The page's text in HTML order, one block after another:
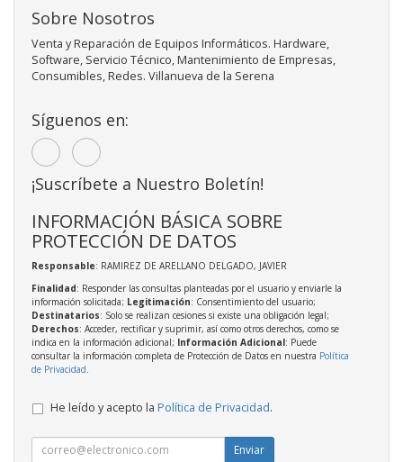
Sobre Nosotros
Venta y Reparación de Equipos Informáticos. Hardware,
Software, Servicio Técnico, Mantenimiento de Empresas,
Consumibles, Redes. Villanueva de la Serena
Síguenos en:
¡Suscríbete a Nuestro Boletín!
INFORMACIÓN BÁSICA SOBRE
PROTECCIÓN DE DATOS
Responsable: RAMIREZ DE ARELLANO DELGADO, JAVIER
Finalidad: Responder las consultas planteadas por el usuario y enviarle la
información solicitada; Legitimación: Consentimiento del usuario;
Destinatarios: Solo se realizan cesiones si existe una obligación legal;
Derechos: Acceder, rectificar y suprimir, así como otros derechos, como se
indica en la información adicional; Información Adicional: Puede
consultar la información completa de Protección de Datos en nuestra Política
de Privacidad
He leído y acepto la Política de Privacidad.
Enviar